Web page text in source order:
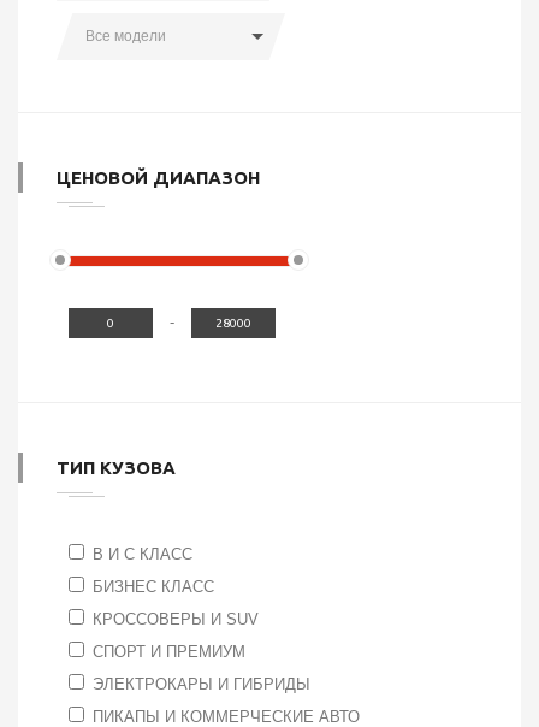
Все модели
ЦЕНОВОЙ ДИАПАЗОН
-
ТИП КУЗОВА
B И C КЛАСС
БИЗНЕС КЛАСС
КРОССОВЕРЫ И SUV
СПОРТ И ПРЕМИУМ
ЭЛЕКТРОКАРЫ И ГИБРИДЫ
ПИКАПЫ И КОММЕРЧЕСКИЕ АВТО